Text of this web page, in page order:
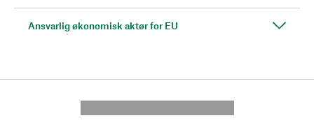
Ansvarlig økonomisk aktør for EU